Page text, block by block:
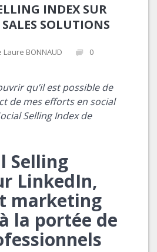
INDEX SUR
SOLUTIONS
Laure BONNAUD 0
qu’il est possible de
de mes efforts en social
Selling Index de
Selling
LinkedIn,
marketing
la portée de